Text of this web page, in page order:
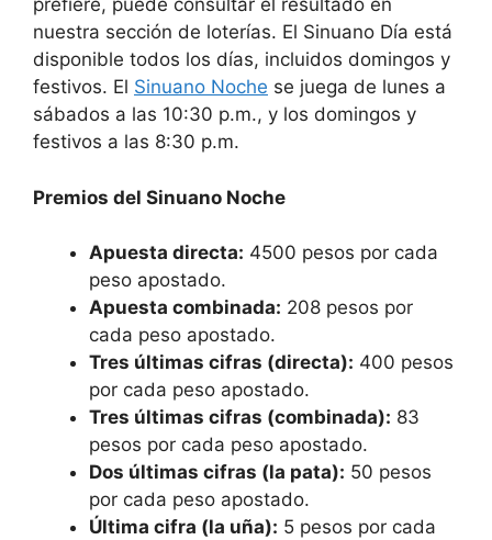
prefiere, puede consultar el resultado en
nuestra sección de loterías. El Sinuano Día está
disponible todos los días, incluidos domingos y
festivos. El Sinuano Noche se juega de lunes a
sábados a las 10:30 p.m., y los domingos y
festivos a las 8:30 p.m.
Premios del Sinuano Noche
Apuesta directa: 4500 pesos por cada
peso apostado.
Apuesta combinada: 208 pesos por
cada peso apostado.
Tres últimas cifras (directa): 400 pesos
por cada peso apostado.
Tres últimas cifras (combinada): 83
pesos por cada peso apostado.
Dos últimas cifras (la pata): 50 pesos
por cada peso apostado.
Última cifra (la uña): 5 pesos por cada